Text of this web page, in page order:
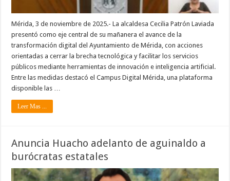
Mérida, 3 de noviembre de 2025.- La alcaldesa Cecilia Patrón Laviada
presentó como eje central de su mañanera el avance de la
transformación digital del Ayuntamiento de Mérida, con acciones
orientadas a cerrar la brecha tecnológica y facilitar los servicios
públicos mediante herramientas de innovación e inteligencia artificial.
Entre las medidas destacó el Campus Digital Mérida, una plataforma
disponible las …
Leer Mas ...
Anuncia Huacho adelanto de aguinaldo a
burócratas estatales